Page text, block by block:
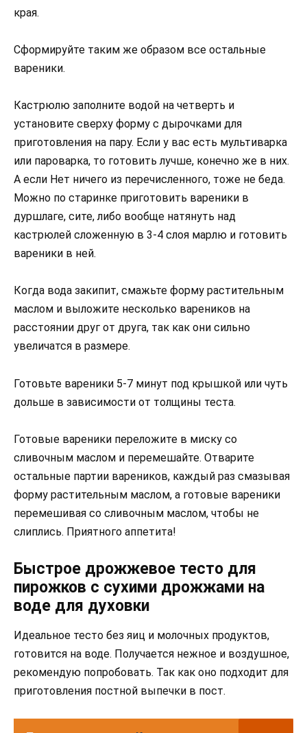
края.
Сформируйте таким же образом все остальные
вареники.
Кастрюлю заполните водой на четверть и
установите сверху форму с дырочками для
приготовления на пару. Если у вас есть мультиварка
или пароварка, то готовить лучше, конечно же в них.
А если Нет ничего из перечисленного, тоже не беда.
Можно по старинке приготовить вареники в
дуршлаге, сите, либо вообще натянуть над
кастрюлей сложенную в 3-4 слоя марлю и готовить
вареники в ней.
Когда вода закипит, смажьте форму растительным
маслом и выложите несколько вареников на
расстоянии друг от друга, так как они сильно
увеличатся в размере.
Готовьте вареники 5-7 минут под крышкой или чуть
дольше в зависимости от толщины теста.
Готовые вареники переложите в миску со
сливочным маслом и перемешайте. Отварите
остальные партии вареников, каждый раз смазывая
форму растительным маслом, а готовые вареники
перемешивая со сливочным маслом, чтобы не
слиплись. Приятного аппетита!
Быстрое дрожжевое тесто для
пирожков с сухими дрожжами на
воде для духовки
Идеальное тесто без яиц и молочных продуктов,
готовится на воде. Получается нежное и воздушное,
рекомендую попробовать. Так как оно подходит для
приготовления постной выпечки в пост.